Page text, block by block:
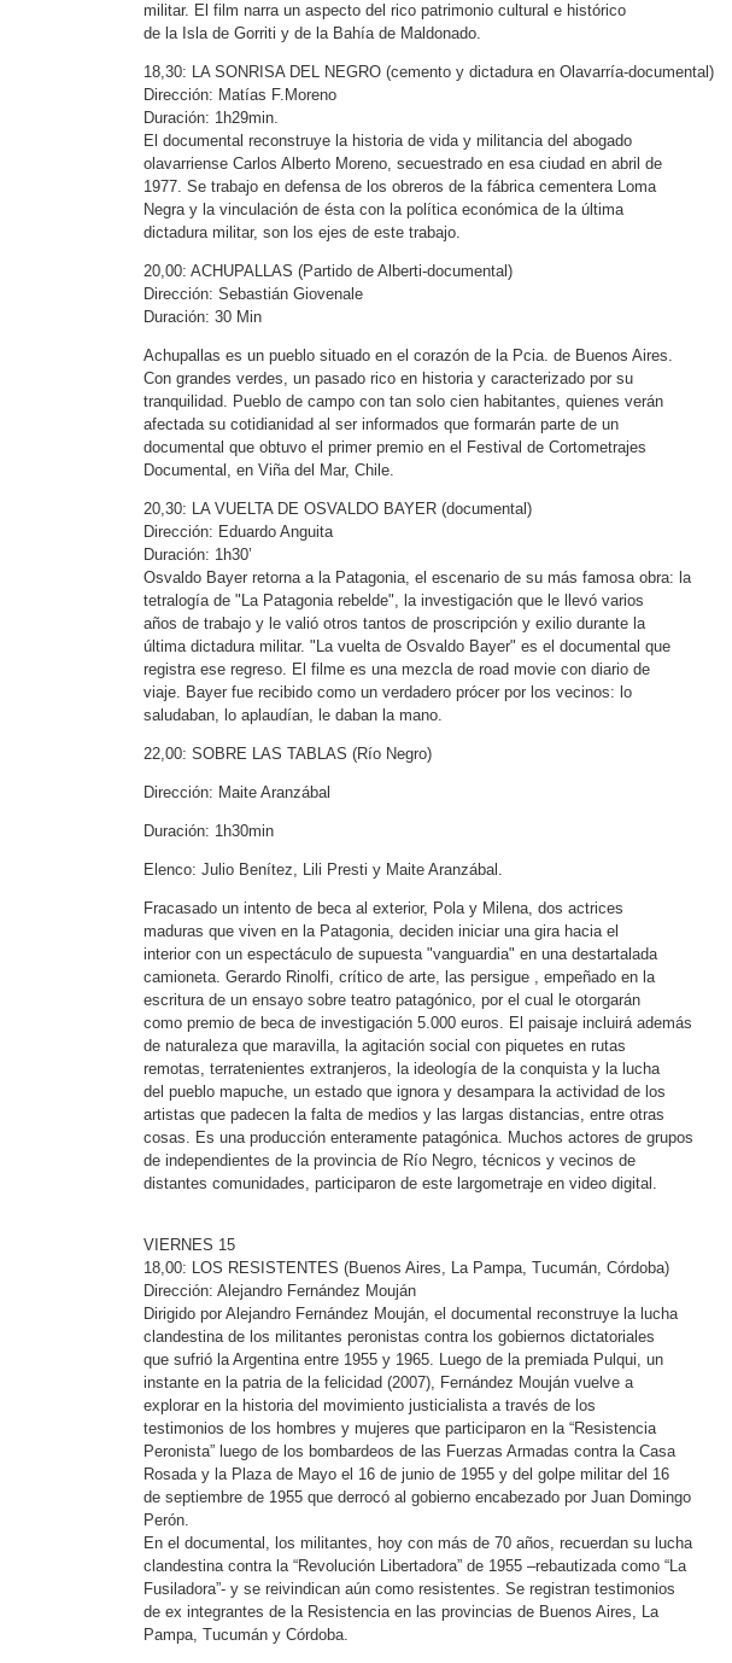
militar. El film narra un aspecto del rico patrimonio cultural e histórico
de la Isla de Gorriti y de la Bahía de Maldonado.
18,30: LA SONRISA DEL NEGRO (cemento y dictadura en Olavarría-documental)
Dirección: Matías F.Moreno
Duración: 1h29min.
El documental reconstruye la historia de vida y militancia del abogado
olavarriense Carlos Alberto Moreno, secuestrado en esa ciudad en abril de
1977. Se trabajo en defensa de los obreros de la fábrica cementera Loma
Negra y la vinculación de ésta con la política económica de la última
dictadura militar, son los ejes de este trabajo.
20,00: ACHUPALLAS (Partido de Alberti-documental)
Dirección: Sebastián Giovenale
Duración: 30 Min
Achupallas es un pueblo situado en el corazón de la Pcia. de Buenos Aires.
Con grandes verdes, un pasado rico en historia y caracterizado por su
tranquilidad. Pueblo de campo con tan solo cien habitantes, quienes verán
afectada su cotidianidad al ser informados que formarán parte de un
documental que obtuvo el primer premio en el Festival de Cortometrajes
Documental, en Viña del Mar, Chile.
20,30: LA VUELTA DE OSVALDO BAYER (documental)
Dirección: Eduardo Anguita
Duración: 1h30’
Osvaldo Bayer retorna a la Patagonia, el escenario de su más famosa obra: la
tetralogía de "La Patagonia rebelde", la investigación que le llevó varios
años de trabajo y le valió otros tantos de proscripción y exilio durante la
última dictadura militar. "La vuelta de Osvaldo Bayer" es el documental que
registra ese regreso. El filme es una mezcla de road movie con diario de
viaje. Bayer fue recibido como un verdadero prócer por los vecinos: lo
saludaban, lo aplaudían, le daban la mano.
22,00: SOBRE LAS TABLAS (Río Negro)
Dirección: Maite Aranzábal
Duración: 1h30min
Elenco: Julio Benítez, Lili Presti y Maite Aranzábal.
Fracasado un intento de beca al exterior, Pola y Milena, dos actrices
maduras que viven en la Patagonia, deciden iniciar una gira hacia el
interior con un espectáculo de supuesta "vanguardia" en una destartalada
camioneta. Gerardo Rinolfi, crítico de arte, las persigue , empeñado en la
escritura de un ensayo sobre teatro patagónico, por el cual le otorgarán
como premio de beca de investigación 5.000 euros. El paisaje incluirá además
de naturaleza que maravilla, la agitación social con piquetes en rutas
remotas, terratenientes extranjeros, la ideología de la conquista y la lucha
del pueblo mapuche, un estado que ignora y desampara la actividad de los
artistas que padecen la falta de medios y las largas distancias, entre otras
cosas. Es una producción enteramente patagónica. Muchos actores de grupos
de independientes de la provincia de Río Negro, técnicos y vecinos de
distantes comunidades, participaron de este largometraje en video digital.
VIERNES 15
18,00: LOS RESISTENTES (Buenos Aires, La Pampa, Tucumán, Córdoba)
Dirección: Alejandro Fernández Mouján
Dirigido por Alejandro Fernández Mouján, el documental reconstruye la lucha
clandestina de los militantes peronistas contra los gobiernos dictatoriales
que sufrió la Argentina entre 1955 y 1965. Luego de la premiada Pulqui, un
instante en la patria de la felicidad (2007), Fernández Mouján vuelve a
explorar en la historia del movimiento justicialista a través de los
testimonios de los hombres y mujeres que participaron en la “Resistencia
Peronista” luego de los bombardeos de las Fuerzas Armadas contra la Casa
Rosada y la Plaza de Mayo el 16 de junio de 1955 y del golpe militar del 16
de septiembre de 1955 que derrocó al gobierno encabezado por Juan Domingo
Perón.
En el documental, los militantes, hoy con más de 70 años, recuerdan su lucha
clandestina contra la “Revolución Libertadora” de 1955 –rebautizada como “La
Fusiladora”- y se reivindican aún como resistentes. Se registran testimonios
de ex integrantes de la Resistencia en las provincias de Buenos Aires, La
Pampa, Tucumán y Córdoba.